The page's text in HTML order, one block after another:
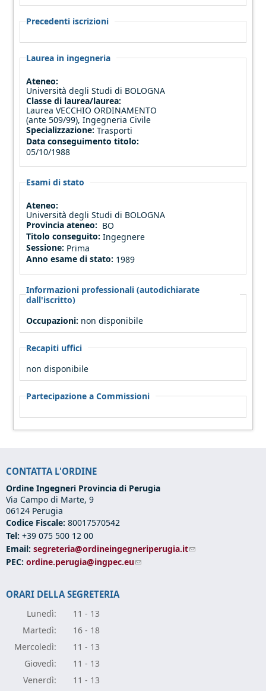
Precedenti iscrizioni
Laurea in ingegneria
Ateneo:
Università degli Studi di BOLOGNA
Classe di laurea/laurea:
Laurea VECCHIO ORDINAMENTO
(ante 509/99), Ingegneria Civile
Specializzazione:Trasporti
Data conseguimento titolo:
05/10/1988
Esami di stato
Ateneo:
Università degli Studi di BOLOGNA
Provincia ateneo: BO
Titolo conseguito:Ingegnere
Sessione: Prima
Anno esame di stato: 1989
Informazioni professionali (autodichiarate
dall'iscritto)
Occupazioni: non disponibile
Recapiti uffici
non disponibile
Partecipazione a Commissioni
CONTATTA L'ORDINE
Ordine Ingegneri Provincia di Perugia
Via Campo di Marte, 9
06124 Perugia
Codice Fiscale: 80017570542
Tel: +39 075 500 12 00
Email: segreteria@ordineingegneriperugia.it(link sends e-mail)
PEC: ordine.perugia@ingpec.eu(link sends e-mail)
ORARI DELLA SEGRETERIA
Lunedì:
11 - 13
Martedì:
16 - 18
Mercoledì:
11 - 13
Giovedì:
11 - 13
Venerdì: 11 - 13